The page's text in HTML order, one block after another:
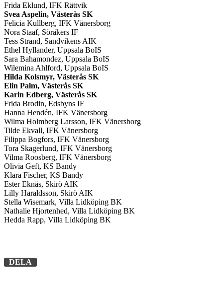
Frida Eklund, IFK Rättvik
Svea Aspelin, Västerås SK
Felicia Kullberg, IFK Vänersborg
Nora Staaf, Söråkers IF
Tess Strand, Sandvikens AIK
Ethel Hyllander, Uppsala BoIS
Sara Bahamondez, Uppsala BoIS
Wilemina Ahlford, Uppsala BoIS
Hilda Kolsmyr, Västerås SK
Elin Palm, Västerås SK
Karin Edberg, Västerås SK
Frida Brodin, Edsbyns IF
Hanna Hendén, IFK Vänersborg
Wilma Holmberg Larsson, IFK Vänersborg
Tilde Ekvall, IFK Vänersborg
Filippa Bogfors, IFK Vänersborg
Tora Skagerlund, IFK Vänersborg
Vilma Roosberg, IFK Vänersborg
Olivia Geft, KS Bandy
Klara Fischer, KS Bandy
Ester Eknäs, Skirö AIK
Lilly Haraldsson, Skirö AIK
Stella Wisemark, Villa Lidköping BK
Nathalie Hjortenhed, Villa Lidköping BK
Hedda Rapp, Villa Lidköping BK
DELA